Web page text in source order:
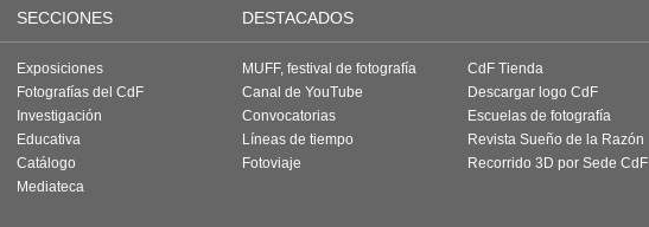
SECCIONES DESTACADOS
Exposiciones
Fotografías del CdF
Investigación
Educativa
Catálogo
Mediateca
MUFF, festival de fotografía
Canal de YouTube
Convocatorias
Líneas de tiempo
Fotoviaje
CdF Tienda
Descargar logo CdF
Escuelas de fotografía
Revista Sueño de la Razón
Recorrido 3D por Sede CdF